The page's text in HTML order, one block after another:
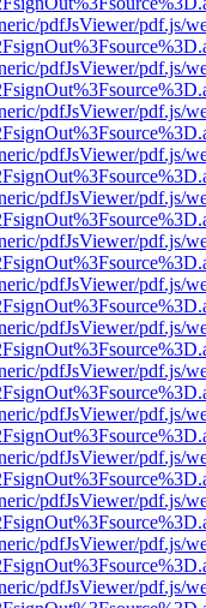
pdfJsViewer/pdf.js/
pdfJsViewer/pdf.js/
pdfJsViewer/pdf.js/
pdfJsViewer/pdf.js/
pdfJsViewer/pdf.js/
pdfJsViewer/pdf.js/
pdfJsViewer/pdf.js/
pdfJsViewer/pdf.js/
pdfJsViewer/pdf.js/
pdfJsViewer/pdf.js/
pdfJsViewer/pdf.js/
pdfJsViewer/pdf.js/
pdfJsViewer/pdf.js/
pdfJsViewer/pdf.js/